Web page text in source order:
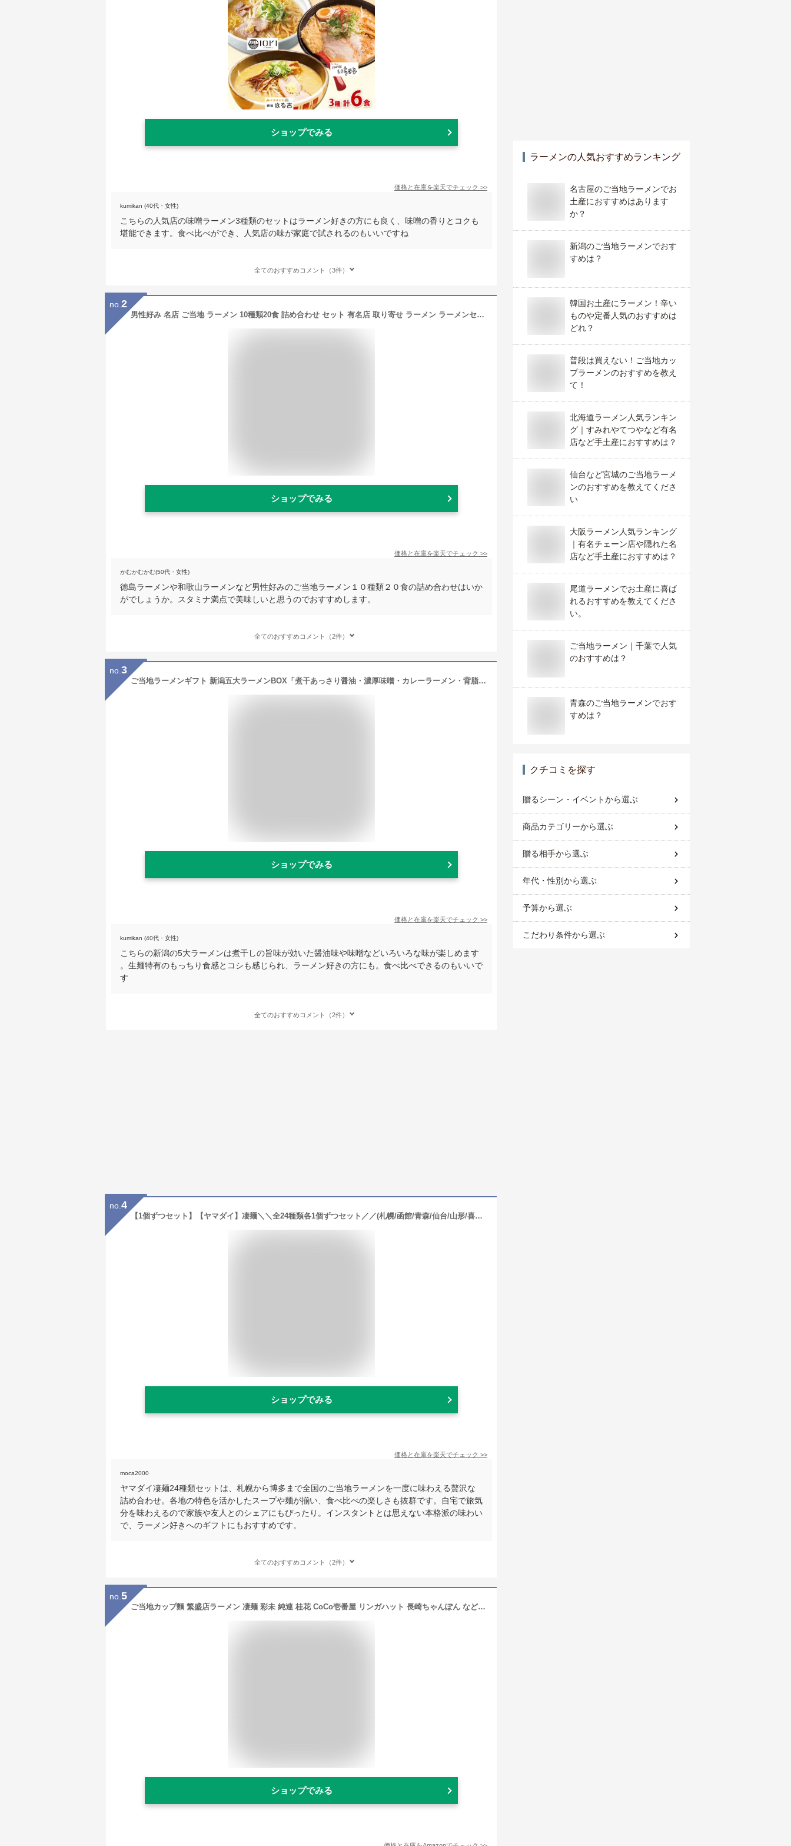
ショップでみる
価格と在庫を楽天でチェック >>
kumikan (40代・女性)
こちらの人気店の味噌ラーメン3種類のセットはラーメン好きの方にも良く、味噌の香りとコクも
堪能できます。食べ比べができ、人気店の味が家庭で試されるのもいいですね
全てのおすすめコメント（3件）
no. 2
男性好み 名店 ご当地 ラーメン 10種類20食 詰め合わせ セット 有名店 取り寄せ ラーメン ラーメンセット ご当地ラーメンセット ラーメン屋 味噌 豚骨 醤油 豚骨醤油 背脂 スタミナ 中華そば 味噌ラーメン 豚骨ラーメン 醤油ラーメン 生麺 ギフト プレゼント 御歳暮 お歳暮
ショップでみる
価格と在庫を楽天でチェック >>
かむかむかむ(50代・女性)
徳島ラーメンや和歌山ラーメンなど男性好みのご当地ラーメン１０種類２０食の詰め合わせはいか
がでしょうか。スタミナ満点で美味しいと思うのでおすすめします。
全てのおすすめコメント（2件）
no. 3
ご当地ラーメンギフト 新潟五大ラーメンBOX「煮干あっさり醤油・濃厚味噌・カレーラーメン・背脂ラーメン・生姜醤油」三旺食品【生麺/燕三条/らーめん/拉麺】【お土産/手土産/プレゼント/ギフトに！贈り物】【送料無料】 お歳暮
ショップでみる
価格と在庫を楽天でチェック >>
kumikan (40代・女性)
こちらの新潟の5大ラーメンは煮干しの旨味が効いた醤油味や味噌などいろいろな味が楽しめます
。生麺特有のもっちり食感とコシも感じられ、ラーメン好きの方にも。食べ比べできるのもいいで
す
全てのおすすめコメント（2件）
no. 4
【1個ずつセット】【ヤマダイ】凄麺＼＼全24種類各1個ずつセット／／(札幌/函館/青森/仙台/山形/喜多方/佐野/新潟/信州/千葉/横浜サンマー麺/横浜とんこつ/富山/飛騨高山/焼津/名古屋/京都背脂醤油/奈良天理/和歌山/尾道/徳島/八幡浜/博多/長崎)※北海道発送不可
ショップでみる
価格と在庫を楽天でチェック >>
moca2000
ヤマダイ凄麺24種類セットは、札幌から博多まで全国のご当地ラーメンを一度に味わえる贅沢な
詰め合わせ。各地の特色を活かしたスープや麺が揃い、食べ比べの楽しさも抜群です。自宅で旅気
分を味わえるので家族や友人とのシェアにもぴったり。インスタントとは思えない本格派の味わい
で、ラーメン好きへのギフトにもおすすめです。
全てのおすすめコメント（2件）
no. 5
ご当地カップ麵 繁盛店ラーメン 凄麺 彩未 純連 桂花 CoCo壱番屋 リンガハット 長崎ちゃんぽん など鉄板24個セット
ショップでみる
ラーメンの人気おすすめランキング
名古屋のご当地ラーメンでお
土産におすすめはあります
か？
新潟のご当地ラーメンでおす
すめは？
韓国お土産にラーメン！辛い
ものや定番人気のおすすめは
どれ？
普段は買えない！ご当地カッ
プラーメンのおすすめを教え
て！
北海道ラーメン人気ランキン
グ｜すみれやてつやなど有名
店など手土産におすすめは？
仙台など宮城のご当地ラーメ
ンのおすすめを教えてくださ
い
大阪ラーメン人気ランキング
｜有名チェーン店や隠れた名
店など手土産におすすめは？
尾道ラーメンでお土産に喜ば
れるおすすめを教えてくださ
い。
ご当地ラーメン｜千葉で人気
のおすすめは？
青森のご当地ラーメンでおす
すめは？
クチコミを探す
贈るシーン・イベントから選ぶ
商品カテゴリーから選ぶ
贈る相手から選ぶ
年代・性別から選ぶ
予算から選ぶ
こだわり条件から選ぶ